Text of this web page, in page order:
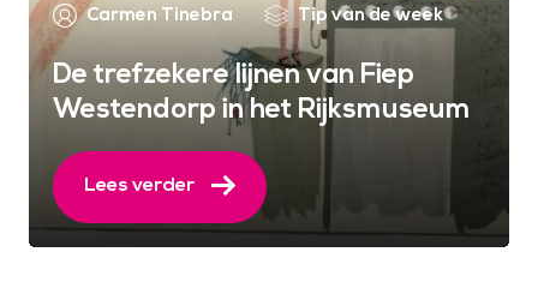
Carmen Tinebra Tip van de week
De trefzekere lijnen van Fiep
Westendorp in het Rijksmuseum
Lees verder